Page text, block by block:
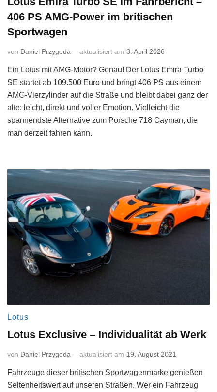
406 PS AMG-Power im britischen
Sportwagen
von Daniel Przygoda aktualisiert am 3. April 2026
Ein Lotus mit AMG-Motor? Genau! Der Lotus Emira Turbo
SE startet ab 109.500 Euro und bringt 406 PS aus einem
AMG-Vierzylinder auf die Straße und bleibt dabei ganz der
alte: leicht, direkt und voller Emotion. Vielleicht die
spannendste Alternative zum Porsche 718 Cayman, die
man derzeit fahren kann.
Lotus
Lotus Exclusive – Individualität ab Werk
von Daniel Przygoda aktualisiert am 19. August 2021
Fahrzeuge dieser britischen Sportwagenmarke genießen
Seltenheitswert auf unseren Straßen. Wer ein Fahrzeug